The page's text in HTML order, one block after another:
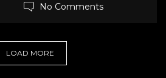
No Comments
LOAD MORE